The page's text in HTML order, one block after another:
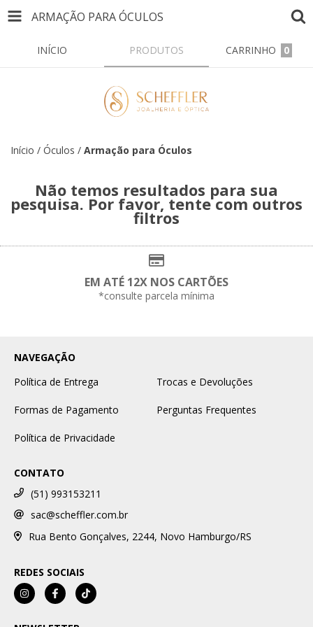
ARMAÇÃO PARA ÓCULOS
INÍCIO PRODUTOS CARRINHO 0
Início / Óculos / Armação para Óculos
Não temos resultados para sua
pesquisa. Por favor, tente com outros
filtros
EM ATÉ 12X NOS CARTÕES
*consulte parcela mínima
NAVEGAÇÃO
Política de Entrega
Trocas e Devoluções
Formas de Pagamento Perguntas Frequentes
Política de Privacidade
CONTATO
(51) 993153211
sac@scheffler.com.br
Rua Bento Gonçalves, 2244, Novo Hamburgo/RS
REDES SOCIAIS